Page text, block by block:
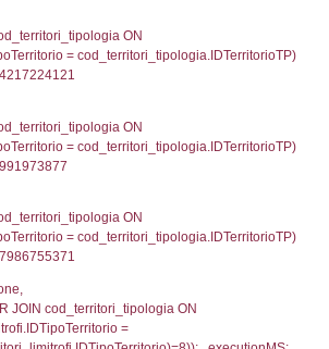
executionMS:
f_confini_stato INNER JOIN
el_regioni ON